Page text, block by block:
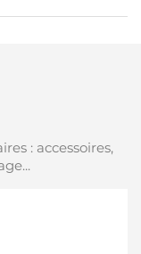
: accessoires,